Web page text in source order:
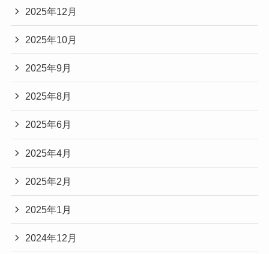
2025年12月
2025年10月
2025年9月
2025年8月
2025年6月
2025年4月
2025年2月
2025年1月
2024年12月